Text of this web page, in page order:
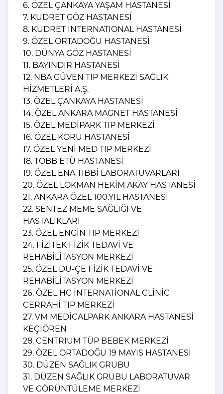
6. ÖZEL ÇANKAYA YAŞAM HASTANESİ
7. KUDRET GÖZ HASTANESİ
8. KUDRET INTERNATIONAL HASTANESİ
9. ÖZEL ORTADOĞU HASTANESİ
10. DÜNYA GÖZ HASTANESİ
11. BAYINDIR HASTANESİ
12. NBA GÜVEN TIP MERKEZİ SAĞLIK
HİZMETLERİ A.Ş.
13. ÖZEL ÇANKAYA HASTANESİ
14. ÖZEL ANKARA MAGNET HASTANESİ
15. ÖZEL MEDİPARK TIP MERKEZİ
16. ÖZEL KORU HASTANESİ
17. ÖZEL YENİ MED TIP MERKEZİ
18. TOBB ETÜ HASTANESİ
19. ÖZEL ENA TIBBİ LABORATUVARLARI
20. ÖZEL LOKMAN HEKİM AKAY HASTANESİ
21. ANKARA ÖZEL 100.YIL HASTANESİ
22. SENTEZ MEME SAĞLIĞI VE
HASTALIKLARI
23. ÖZEL ENGİN TIP MERKEZİ
24. FİZİTEK FİZİK TEDAVİ VE
REHABİLİTASYON MERKEZİ
25. ÖZEL DU-ÇE FİZİK TEDAVİ VE
REHABİLİTASYON MERKEZİ
26. ÖZEL HC İNTERNATİONAL CLİNİC
CERRAHİ TIP MERKEZİ
27. VM MEDİCALPARK ANKARA HASTANESİ
KEÇİÖREN
28. CENTRIUM TÜP BEBEK MERKEZİ
29. ÖZEL ORTADOĞU 19 MAYIS HASTANESİ
30. DÜZEN SAĞLIK GRUBU
31. DÜZEN SAĞLIK GRUBU LABORATUVAR
VE GÖRÜNTÜLEME MERKEZİ